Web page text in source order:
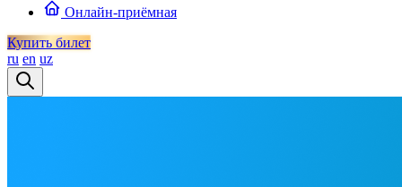
Онлайн-приёмная
Купить билет
ru en uz